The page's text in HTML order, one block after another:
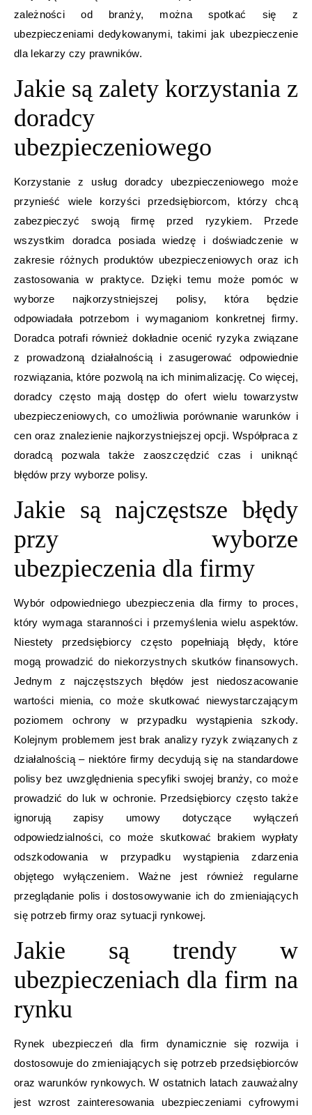
zależności od branży, można spotkać się z
ubezpieczeniami dedykowanymi, takimi jak ubezpieczenie
dla lekarzy czy prawników.
Jakie są zalety korzystania z
doradcy
ubezpieczeniowego
Korzystanie z usług doradcy ubezpieczeniowego może
przynieść wiele korzyści przedsiębiorcom, którzy chcą
zabezpieczyć swoją firmę przed ryzykiem. Przede
wszystkim doradca posiada wiedzę i doświadczenie w
zakresie różnych produktów ubezpieczeniowych oraz ich
zastosowania w praktyce. Dzięki temu może pomóc w
wyborze najkorzystniejszej polisy, która będzie
odpowiadała potrzebom i wymaganiom konkretnej firmy.
Doradca potrafi również dokładnie ocenić ryzyka związane
z prowadzoną działalnością i zasugerować odpowiednie
rozwiązania, które pozwolą na ich minimalizację. Co więcej,
doradcy często mają dostęp do ofert wielu towarzystw
ubezpieczeniowych, co umożliwia porównanie warunków i
cen oraz znalezienie najkorzystniejszej opcji. Współpraca z
doradcą pozwala także zaoszczędzić czas i uniknąć
błędów przy wyborze polisy.
Jakie są najczęstsze błędy
przy wyborze
ubezpieczenia dla firmy
Wybór odpowiedniego ubezpieczenia dla firmy to proces,
który wymaga staranności i przemyślenia wielu aspektów.
Niestety przedsiębiorcy często popełniają błędy, które
mogą prowadzić do niekorzystnych skutków finansowych.
Jednym z najczęstszych błędów jest niedoszacowanie
wartości mienia, co może skutkować niewystarczającym
poziomem ochrony w przypadku wystąpienia szkody.
Kolejnym problemem jest brak analizy ryzyk związanych z
działalnością – niektóre firmy decydują się na standardowe
polisy bez uwzględnienia specyfiki swojej branży, co może
prowadzić do luk w ochronie. Przedsiębiorcy często także
ignorują zapisy umowy dotyczące wyłączeń
odpowiedzialności, co może skutkować brakiem wypłaty
odszkodowania w przypadku wystąpienia zdarzenia
objętego wyłączeniem. Ważne jest również regularne
przeglądanie polis i dostosowywanie ich do zmieniających
się potrzeb firmy oraz sytuacji rynkowej.
Jakie są trendy w
ubezpieczeniach dla firm na
rynku
Rynek ubezpieczeń dla firm dynamicznie się rozwija i
dostosowuje do zmieniających się potrzeb przedsiębiorców
oraz warunków rynkowych. W ostatnich latach zauważalny
jest wzrost zainteresowania ubezpieczeniami cyfrowymi